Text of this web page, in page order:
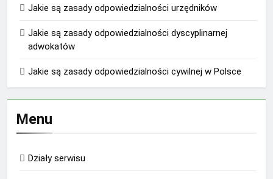
Jakie są zasady odpowiedzialności urzędników
Jakie są zasady odpowiedzialności dyscyplinarnej
adwokatów
Jakie są zasady odpowiedzialności cywilnej w Polsce
Menu
Działy serwisu